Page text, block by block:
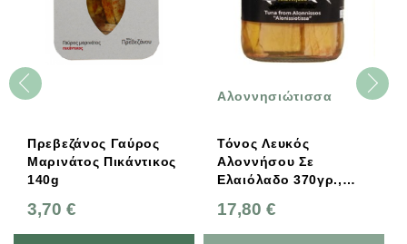
Πρεβεζάνος Γαύρος
Μαρινάτος Πικάντικος
140g
3,70 €
Αλοννησιώτισσα
Τόνος Λευκός
Αλοννήσου Σε
Ελαιόλαδο 370γρ.,
Αλοννησιώτισα
17,80 €